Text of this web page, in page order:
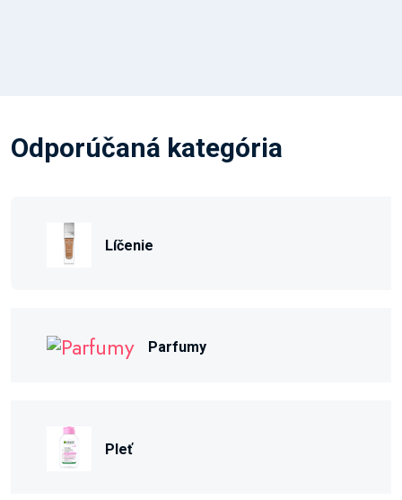
Odporúčaná kategória
Líčenie
Parfumy
Pleť